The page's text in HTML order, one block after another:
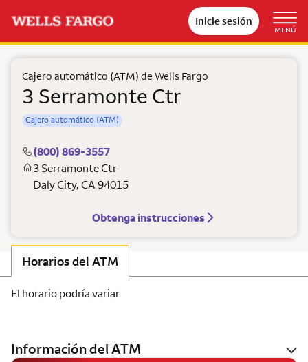
Inicie sesión
MENÚ
Cajero automático (ATM) de Wells Fargo
3 Serramonte Ctr
Cajero automático (ATM)
(800) 869-3557
3 Serramonte Ctr
Daly City, CA 94015
Obtenga instrucciones
Horarios del ATM
El horario podría variar
Información del ATM